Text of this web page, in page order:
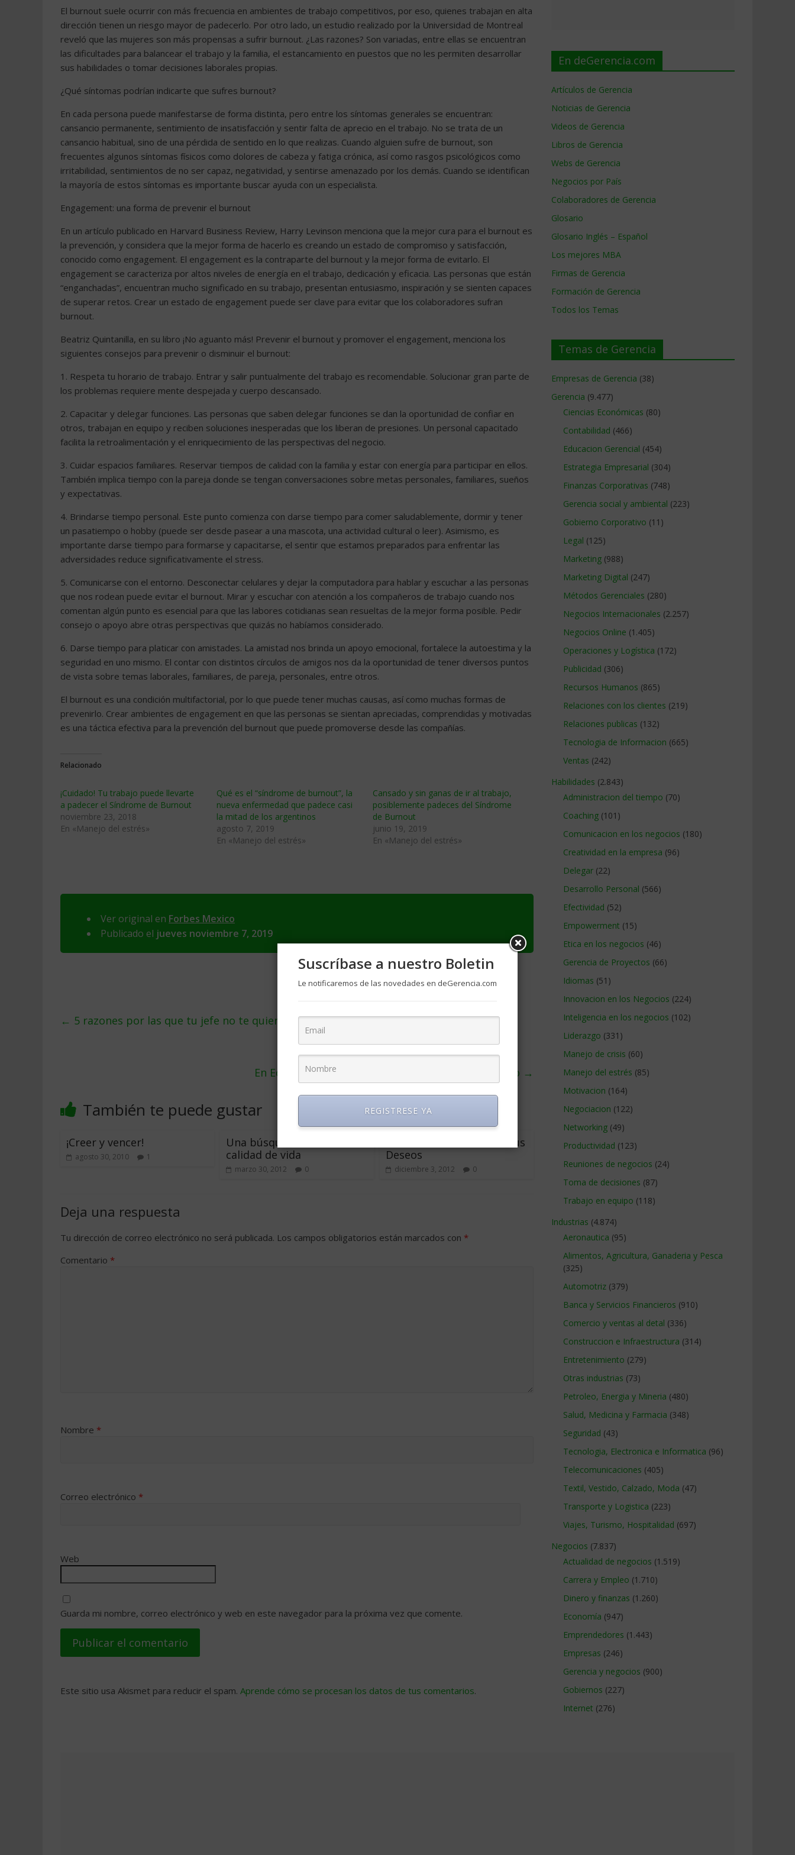
El burnout suele ocurrir con más frecuencia en ambientes de trabajo competitivos, por eso, quienes trabajan en alta
dirección tienen un riesgo mayor de padecerlo. Por otro lado, un estudio realizado por la Universidad de Montreal
reveló que las mujeres son más propensas a sufrir burnout. ¿Las razones? Son variadas, entre ellas se encuentran
las dificultades para balancear el trabajo y la familia, el estancamiento en puestos que no les permiten desarrollar
sus habilidades o tomar decisiones laborales propias.
¿Qué síntomas podrían indicarte que sufres burnout?
En cada persona puede manifestarse de forma distinta, pero entre los síntomas generales se encuentran:
cansancio permanente, sentimiento de insatisfacción y sentir falta de aprecio en el trabajo. No se trata de un
cansancio habitual, sino de una pérdida de sentido en lo que realizas. Cuando alguien sufre de burnout, son
frecuentes algunos síntomas físicos como dolores de cabeza y fatiga crónica, así como rasgos psicológicos como
irritabilidad, sentimientos de no ser capaz, negatividad, y sentirse amenazado por los demás. Cuando se identifican
la mayoría de estos síntomas es importante buscar ayuda con un especialista.
Engagement: una forma de prevenir el burnout
En un artículo publicado en Harvard Business Review, Harry Levinson menciona que la mejor cura para el burnout es
la prevención, y considera que la mejor forma de hacerlo es creando un estado de compromiso y satisfacción,
conocido como engagement. El engagement es la contraparte del burnout y la mejor forma de evitarlo. El
engagement se caracteriza por altos niveles de energía en el trabajo, dedicación y eficacia. Las personas que están
“enganchadas”, encuentran mucho significado en su trabajo, presentan entusiasmo, inspiración y se sienten capaces
de superar retos. Crear un estado de engagement puede ser clave para evitar que los colaboradores sufran
burnout.
Beatriz Quintanilla, en su libro ¡No aguanto más! Prevenir el burnout y promover el engagement, menciona los
siguientes consejos para prevenir o disminuir el burnout:
1. Respeta tu horario de trabajo. Entrar y salir puntualmente del trabajo es recomendable. Solucionar gran parte de
los problemas requiere mente despejada y cuerpo descansado.
2. Capacitar y delegar funciones. Las personas que saben delegar funciones se dan la oportunidad de confiar en
otros, trabajan en equipo y reciben soluciones inesperadas que los liberan de presiones. Un personal capacitado
facilita la retroalimentación y el enriquecimiento de las perspectivas del negocio.
3. Cuidar espacios familiares. Reservar tiempos de calidad con la familia y estar con energía para participar en ellos.
También implica tiempo con la pareja donde se tengan conversaciones sobre metas personales, familiares, sueños
y expectativas.
4. Brindarse tiempo personal. Este punto comienza con darse tiempo para comer saludablemente, dormir y tener
un pasatiempo o hobby (puede ser desde pasear a una mascota, una actividad cultural o leer). Asimismo, es
importante darse tiempo para formarse y capacitarse, el sentir que estamos preparados para enfrentar las
adversidades reduce significativamente el stress.
5. Comunicarse con el entorno. Desconectar celulares y dejar la computadora para hablar y escuchar a las personas
que nos rodean puede evitar el burnout. Mirar y escuchar con atención a los compañeros de trabajo cuando nos
comentan algún punto es esencial para que las labores cotidianas sean resueltas de la mejor forma posible. Pedir
consejo o apoyo abre otras perspectivas que quizás no habíamos considerado.
6. Darse tiempo para platicar con amistades. La amistad nos brinda un apoyo emocional, fortalece la autoestima y la
seguridad en uno mismo. El contar con distintos círculos de amigos nos da la oportunidad de tener diversos puntos
de vista sobre temas laborales, familiares, de pareja, personales, entre otros.
El burnout es una condición multifactorial, por lo que puede tener muchas causas, así como muchas formas de
prevenirlo. Crear ambientes de engagement en que las personas se sientan apreciadas, comprendidas y motivadas
es una táctica efectiva para la prevención del burnout que puede promoverse desde las compañías.
Relacionado
¡Cuidado! Tu trabajo puede llevarte
a padecer el Síndrome de Burnout
noviembre 23, 2018
En «Manejo del estrés»
Qué es el “síndrome de burnout”, la
nueva enfermedad que padece casi
la mitad de los argentinos
agosto 7, 2019
En «Manejo del estrés»
Cansado y sin ganas de ir al trabajo,
posiblemente padeces del Síndrome
de Burnout
junio 19, 2019
En «Manejo del estrés»
Ver original en Forbes Mexico
Publicado el jueves noviembre 7, 2019
← 5 razones por las que tu jefe no te quiere subir de puesto
En Ecuador es cada vez más difícil iniciar un negocio →
También te puede gustar
¡Creer y vencer!
agosto 30, 2010 1
Una búsqueda incesante: la
calidad de vida
marzo 30, 2012 0
3 Pasos Para Reafirmar Tus
Deseos
diciembre 3, 2012 0
Deja una respuesta
Tu dirección de correo electrónico no será publicada. Los campos obligatorios están marcados con *
Comentario *
Nombre *
Correo electrónico *
Web
Guarda mi nombre, correo electrónico y web en este navegador para la próxima vez que comente.
Este sitio usa Akismet para reducir el spam. Aprende cómo se procesan los datos de tus comentarios.
En deGerencia.com
Artículos de Gerencia
Noticias de Gerencia
Videos de Gerencia
Libros de Gerencia
Webs de Gerencia
Negocios por País
Colaboradores de Gerencia
Glosario
Glosario Inglés – Español
Los mejores MBA
Firmas de Gerencia
Formación de Gerencia
Todos los Temas
Temas de Gerencia
Empresas de Gerencia (38)
Gerencia (9.477)
Ciencias Económicas (80)
Contabilidad (466)
Educacion Gerencial (454)
Estrategia Empresarial (304)
Finanzas Corporativas (748)
Gerencia social y ambiental (223)
Gobierno Corporativo (11)
Legal (125)
Marketing (988)
Marketing Digital (247)
Métodos Gerenciales (280)
Negocios Internacionales (2.257)
Negocios Online (1.405)
Operaciones y Logística (172)
Publicidad (306)
Recursos Humanos (865)
Relaciones con los clientes (219)
Relaciones publicas (132)
Tecnologia de Informacion (665)
Ventas (242)
Habilidades (2.843)
Administracion del tiempo (70)
Coaching (101)
Comunicacion en los negocios (180)
Creatividad en la empresa (96)
Delegar (22)
Desarrollo Personal (566)
Efectividad (52)
Empowerment (15)
Etica en los negocios (46)
Gerencia de Proyectos (66)
Idiomas (51)
Innovacion en los Negocios (224)
Inteligencia en los negocios (102)
Liderazgo (331)
Manejo de crisis (60)
Manejo del estrés (85)
Motivacion (164)
Negociacion (122)
Networking (49)
Productividad (123)
Reuniones de negocios (24)
Toma de decisiones (87)
Trabajo en equipo (118)
Industrias (4.874)
Aeronautica (95)
Alimentos, Agricultura, Ganaderia y Pesca
(325)
Automotriz (379)
Banca y Servicios Financieros (910)
Comercio y ventas al detal (336)
Construccion e Infraestructura (314)
Entretenimiento (279)
Otras industrias (73)
Petroleo, Energia y Mineria (480)
Salud, Medicina y Farmacia (348)
Seguridad (43)
Tecnologia, Electronica e Informatica (96)
Telecomunicaciones (405)
Textil, Vestido, Calzado, Moda (47)
Transporte y Logistica (223)
Viajes, Turismo, Hospitalidad (697)
Negocios (7.837)
Actualidad de negocios (1.519)
Carrera y Empleo (1.710)
Dinero y finanzas (1.260)
Economía (947)
Emprendedores (1.443)
Empresas (246)
Gerencia y negocios (900)
Gobiernos (227)
Internet (276)
Suscríbase a nuestro Boletin
Le notificaremos de las novedades en deGerencia.com
REGISTRESE YA